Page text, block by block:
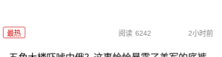
最热 阅读 6242 2小时前